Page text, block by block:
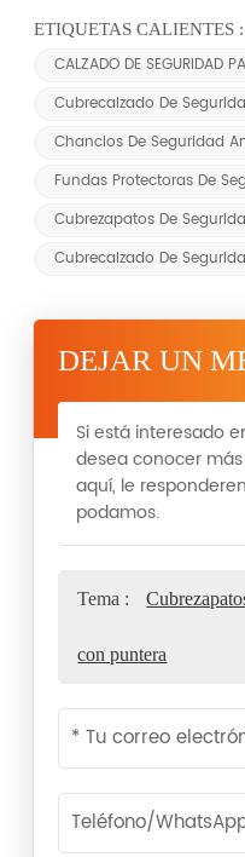
ETIQUETAS CALIENTES :
CALZADO DE SEGURIDAD
Cubrecalzado De
Chanclos De Seguridad
Fundas Protectoras De
Cubrezapatos De
Cubrecalzado De
DEJAR UN
Si está interesado
desea conocer
aquí, le
podamos.
Tema :
con puntera